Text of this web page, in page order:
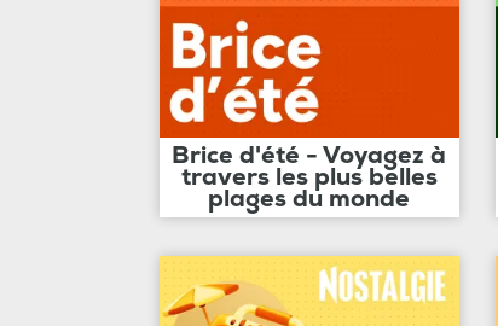
Brice d'été - Voyagez à
travers les plus belles
plages du monde